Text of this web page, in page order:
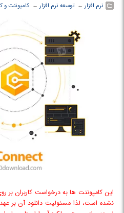
نرم افزار ← ‏توسعه نرم افزار ← ‏ کامپوننت و
این کامپوننت ها به درخواست کاربران
نشده است، لذا مسئولیت دانلود آن بر